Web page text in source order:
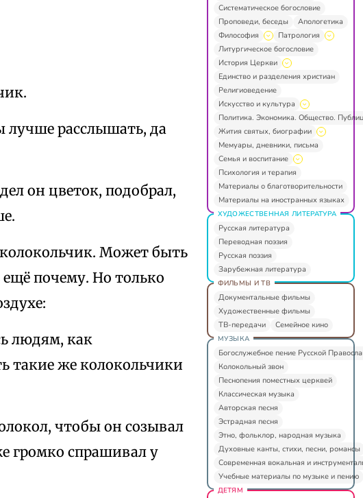
лучше расслышать, да
он цветок, подобрал,
Может быть
ещё почему. Но только
людям, как
такие же колокольчики
чтобы он созывал
громко спрашивал у
Систематическое богословие
Проповеди, беседы
Апологетика
Философия
Патрология
Литургическое богословие
История Церкви
Единство и разделения христиан
Религиоведение
Искусство и культура
Политика. Экономика. Общество.
Жития святых, биографии
Мемуары, дневники, письма
Семья и воспитание
Психология и терапия
Материалы о благотворительности
Материалы на иностранных языках
ХУДОЖЕСТВЕННАЯ ЛИТЕРАТУРА
Русская литература
Переводная поэзия
Русская поэзия
Зарубежная литература
ФИЛЬМЫ И ТВ
Документальные фильмы
Художественные фильмы
ТВ-передачи
Семейное кино
МУЗЫКА
Богослужебное пение Русской
Колокольный звон
Песнопения поместных церквей
Классическая музыка
Авторская песня
Эстрадная песня
Этно, фольклор, народная музыка
Духовные канты, стихи, песни, романсы
Современная вокальная и
Учебные материалы по музыке и пению
ДЕТЯМ